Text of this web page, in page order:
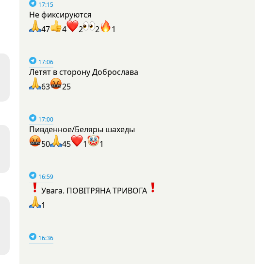
17:15
Не фиксируются
47
4 2 2 1
17:06
Летят в сторону Доброслава
63
25
17:00
Пивденное/Беляры шахеды
50
45 1 1
16:59
Увага. ПОВІТРЯНА ТРИВОГА
1
16:36